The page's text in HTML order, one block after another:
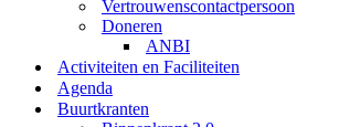
Vertrouwenscontactpersoon
Doneren
ANBI
Activiteiten en Faciliteiten
Agenda
Buurtkranten